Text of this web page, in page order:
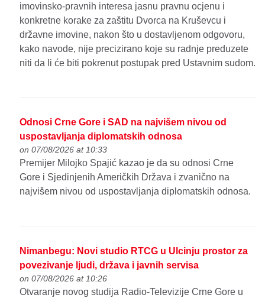
imovinsko-pravnih interesa jasnu pravnu ocjenu i
konkretne korake za zaštitu Dvorca na Kruševcu i
državne imovine, nakon što u dostavljenom odgovoru,
kako navode, nije precizirano koje su radnje preduzete
niti da li će biti pokrenut postupak pred Ustavnim sudom.
Odnosi Crne Gore i SAD na najvišem nivou od
uspostavljanja diplomatskih odnosa
on 07/08/2026 at 10:33
Premijer Milojko Spajić kazao je da su odnosi Crne
Gore i Sjedinjenih Američkih Država i zvanično na
najvišem nivou od uspostavljanja diplomatskih odnosa.
Nimanbegu: Novi studio RTCG u Ulcinju prostor za
povezivanje ljudi, država i javnih servisa
on 07/08/2026 at 10:26
Otvaranje novog studija Radio-Televizije Crne Gore u